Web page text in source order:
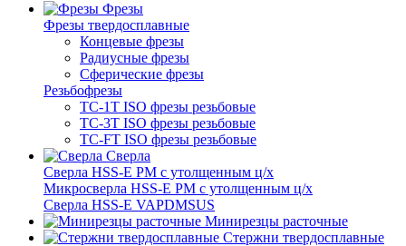
Фрезы
Фрезы твердосплавные
Концевые фрезы
Радиусные фрезы
Сферические фрезы
Резьбофрезы
TC-1T ISO фрезы резьбовые
TC-3T ISO фрезы резьбовые
TC-FT ISO фрезы резьбовые
Сверла
Cверла HSS-E PM c утолщенным ц/х
Микросверла HSS-E PM c утолщенным ц/х
Сверла HSS-E VAPDMSUS
Минирезцы расточные
Cтержни твердосплавные